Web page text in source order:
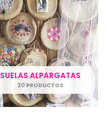
SUELAS ALPARGATAS
20 PRODUCTOS